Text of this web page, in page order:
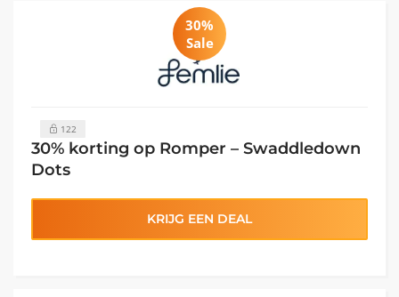
30%
Sale
122
30% korting op Romper – Swaddledown
Dots
KRIJG EEN DEAL